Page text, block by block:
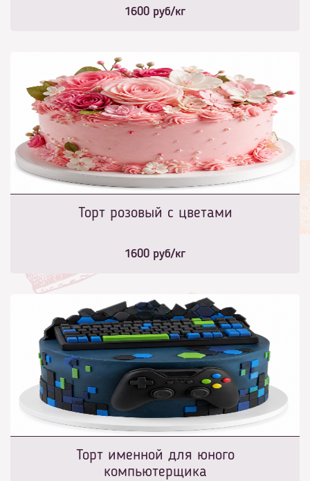
1600 руб/кг
Торт розовый с цветами
1600 руб/кг
Торт именной для юного
компьютерщика